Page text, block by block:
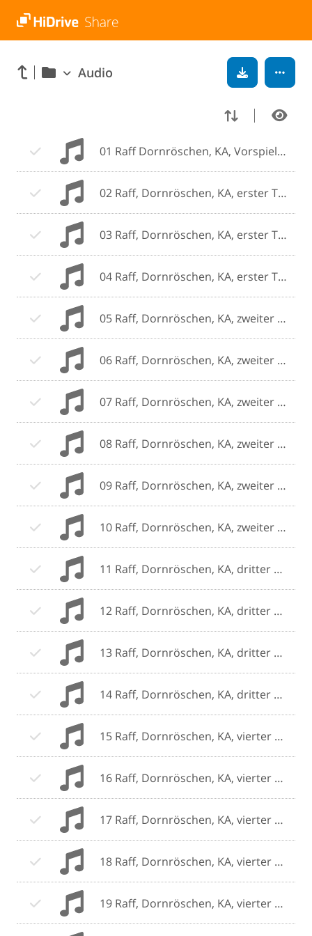
Audio
01 Raff Dornröschen, KA, Vorspiel.mp3
02 Raff, Dornröschen, KA, erster Teil A.mp3
03 Raff, Dornröschen, KA, erster Teil B.mp3
04 Raff, Dornröschen, KA, erster Teil C.mp3
05 Raff, Dornröschen, KA, zweiter Teil, A.mp3
06 Raff, Dornröschen, KA, zweiter Teil, B.mp3
07 Raff, Dornröschen, KA, zweiter Teil, C.mp3
08 Raff, Dornröschen, KA, zweiter Teil, D.mp3
09 Raff, Dornröschen, KA, zweiter Teil, E.mp3
10 Raff, Dornröschen, KA, zweiter Teil, F.mp3
11 Raff, Dornröschen, KA, dritter Teil, A.mp3
12 Raff, Dornröschen, KA, dritter Teil, B.mp3
13 Raff, Dornröschen, KA, dritter Teil, C.mp3
14 Raff, Dornröschen, KA, dritter Teil, D.mp3
15 Raff, Dornröschen, KA, vierter Teil A.mp3
16 Raff, Dornröschen, KA, vierter Teil, B.mp3
17 Raff, Dornröschen, KA, vierter Teil, C.mp3
18 Raff, Dornröschen, KA, vierter Teil, D.mp3
19 Raff, Dornröschen, KA, vierter Teil, E.mp3